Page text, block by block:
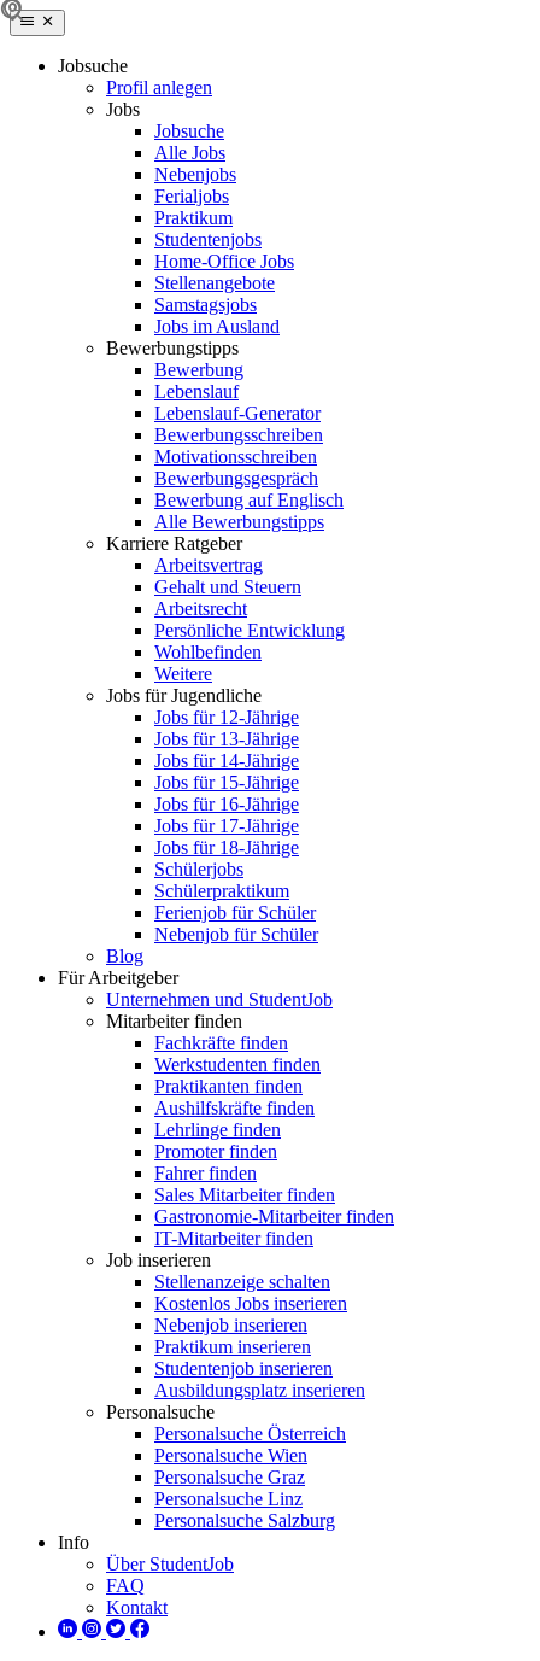
Jobsuche
Profil anlegen
Jobs
Jobsuche
Alle Jobs
Nebenjobs
Ferialjobs
Praktikum
Studentenjobs
Home-Office Jobs
Stellenangebote
Samstagsjobs
Jobs im Ausland
Bewerbungstipps
Bewerbung
Lebenslauf
Lebenslauf-Generator
Bewerbungsschreiben
Motivationsschreiben
Bewerbungsgespräch
Bewerbung auf Englisch
Alle Bewerbungstipps
Karriere Ratgeber
Arbeitsvertrag
Gehalt und Steuern
Arbeitsrecht
Persönliche Entwicklung
Wohlbefinden
Weitere
Jobs für Jugendliche
Jobs für 12-Jährige
Jobs für 13-Jährige
Jobs für 14-Jährige
Jobs für 15-Jährige
Jobs für 16-Jährige
Jobs für 17-Jährige
Jobs für 18-Jährige
Schülerjobs
Schülerpraktikum
Ferienjob für Schüler
Nebenjob für Schüler
Blog
Für Arbeitgeber
Unternehmen und StudentJob
Mitarbeiter finden
Fachkräfte finden
Werkstudenten finden
Praktikanten finden
Aushilfskräfte finden
Lehrlinge finden
Promoter finden
Fahrer finden
Sales Mitarbeiter finden
Gastronomie-Mitarbeiter finden
IT-Mitarbeiter finden
Job inserieren
Stellenanzeige schalten
Kostenlos Jobs inserieren
Nebenjob inserieren
Praktikum inserieren
Studentenjob inserieren
Ausbildungsplatz inserieren
Personalsuche
Personalsuche Österreich
Personalsuche Wien
Personalsuche Graz
Personalsuche Linz
Personalsuche Salzburg
Info
Über StudentJob
FAQ
Kontakt